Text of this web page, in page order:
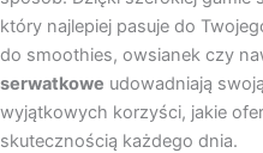
który najlepiej pasuje do
do smoothies, owsianek czy
serwatkowe udowadniają
wyjątkowych korzyści, jakie
skutecznością każdego dnia.